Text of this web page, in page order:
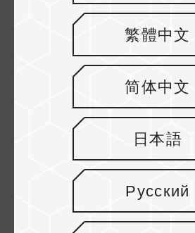
Formatieren der
Es gibt 2 Arten der
"Schnellformatierung" und
Formatierung". Wenn Sie sich
Schnellformatierung
繁體中文
简体中文
日本語
Русский